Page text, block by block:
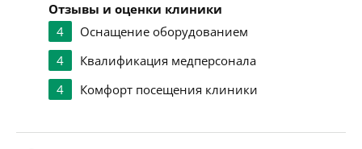
Отзывы и оценки клиники
4
Оснащение оборудованием
4
Квалификация медперсонала
4
Комфорт посещения клиники